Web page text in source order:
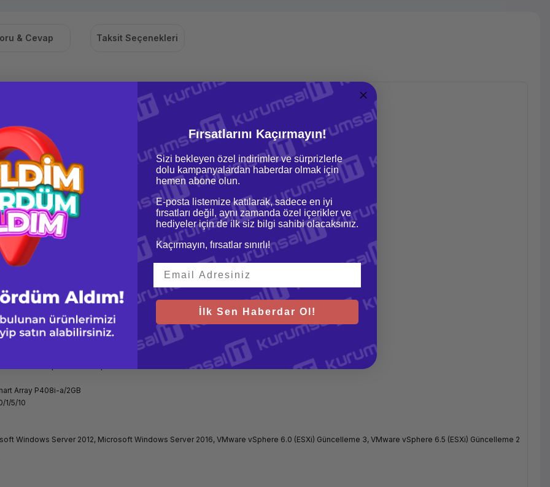
& Cevap Taksit Seçenekleri
G10
Gen10 Silver 4210 Cpu Kit (10 Core, 2,2GHz)
Silver 4210 Cpu Kit (10 Core, 2,2GHz)
Slots
Unbuffered ECC
960B SATA RI SFF SC MVSSD Disk
800W
Array P408i-a/2GB
1/5/10
Windows Server 2012, Microsoft Windows Server 2016, VMware vSphere 6.0 (ESXi) Güncelleme 3, VMware vSphere 6.5 (ESXi) Güncelleme 2
Fırsatlarını Kaçırmayın!
Sizi bekleyen özel indirimler ve sürprizlerle
dolu kampanyalardan haberdar olmak için
hemen abone olun.
E-posta listemize katılarak, sadece en iyi
fırsatları değil, aynı zamanda özel içerikler ve
hediyeler için de ilk siz bilgi sahibi olacaksınız.
Kaçırmayın, fırsatlar sınırlı!
İlk Sen Haberdar Ol!